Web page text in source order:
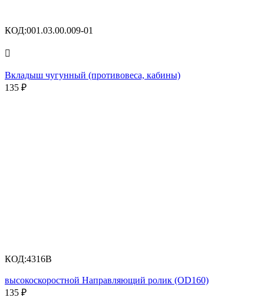
КОД:001.03.00.009-01

Вкладыш чугунный (противовеса, кабины)
135 ₽
КОД:4316B
высокоскоростной Направляющий ролик (OD160)
135 ₽